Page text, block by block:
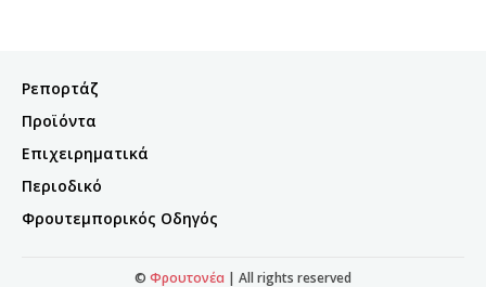
Ρεπορτάζ
Προϊόντα
Επιχειρηματικά
Περιοδικό
Φρουτεμπορικός Οδηγός
© Φρουτονέα | All rights reserved